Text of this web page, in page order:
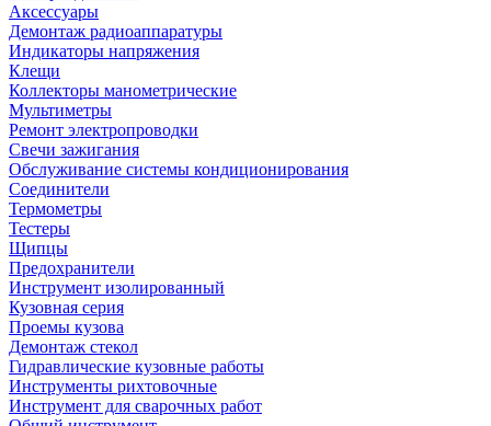
Аксессуары
Демонтаж радиоаппаратуры
Индикаторы напряжения
Клещи
Коллекторы манометрические
Мультиметры
Ремонт электропроводки
Свечи зажигания
Обслуживание системы кондиционирования
Соединители
Термометры
Тестеры
Щипцы
Предохранители
Инструмент изолированный
Кузовная серия
Проемы кузова
Демонтаж стекол
Гидравлические кузовные работы
Инструменты рихтовочные
Инструмент для сварочных работ